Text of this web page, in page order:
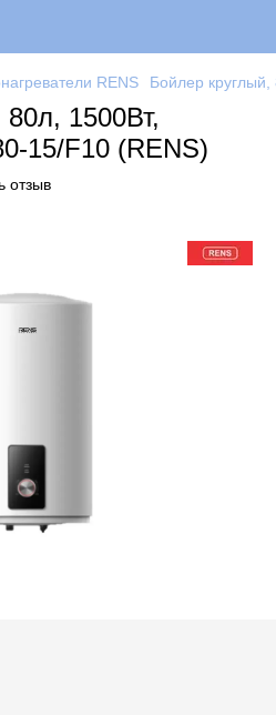
RENS Бойлер
1500Вт,
15/F10 (RENS)
отзыв